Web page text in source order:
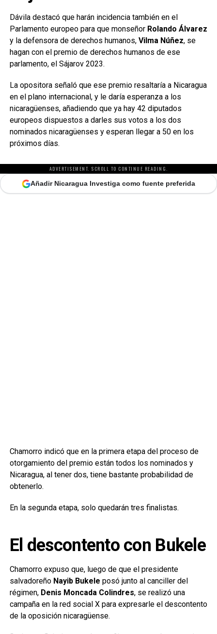
Dávila destacó que harán incidencia también en el
Parlamento europeo para que monseñor Rolando Álvarez
y la defensora de derechos humanos, Vilma Núñez, se
hagan con el premio de derechos humanos de ese
parlamento, el Sájarov 2023.
La opositora señaló que ese premio resaltaría a Nicaragua
en el plano internacional, y le daría esperanza a los
nicaragüenses, añadiendo que ya hay 42 diputados
europeos dispuestos a darles sus votos a los dos
nominados nicaragüenses y esperan llegar a 50 en los
próximos días.
ADVERTISEMENT. SCROLL TO CONTINUE READING.
Añadir Nicaragua Investiga como fuente preferida
Chamorro indicó que en la primera etapa del proceso de
otorgamiento del premio están todos los nominados y
Nicaragua, al tener dos, tiene bastante probabilidad de
obtenerlo.
En la segunda etapa, solo quedarán tres finalistas.
El descontento con Bukele
Chamorro expuso que, luego de que el presidente
salvadoreño Nayib Bukele posó junto al canciller del
régimen, Denis Moncada Colindres, se realizó una
campaña en la red social X para expresarle el descontento
de la oposición nicaragüense.